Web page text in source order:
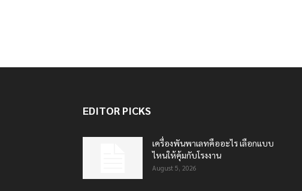
EDITOR PICKS
เครื่องพันพาเลทคืออะไร เลือกแบบ
ไหนให้คุ้มกับโรงงาน
August 5, 2026